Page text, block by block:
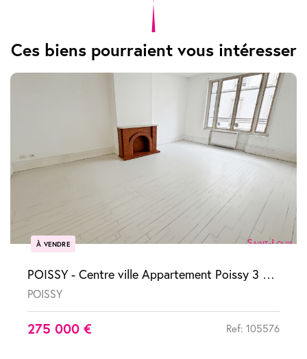
Ces biens pourraient vous intéresser
À VENDRE
POISSY - Centre ville Appartement Poissy 3 pièces
POISSY
275 000 € Ref: 105576